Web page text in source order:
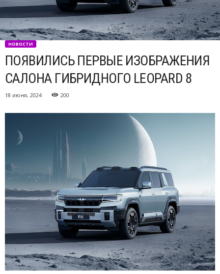
НОВОСТИ
ПОЯВИЛИСЬ ПЕРВЫЕ ИЗОБРАЖЕНИЯ
САЛОНА ГИБРИДНОГО LEOPARD 8
18 июня, 2024 200